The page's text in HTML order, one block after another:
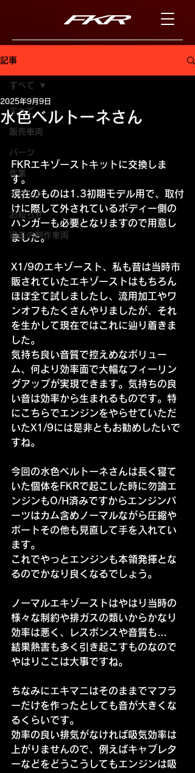
記事
すべて
販売車両
パーツ
作業
イベント
お知らせ
過去の制作車両
すべて
水色ベルトーネさん
2025年9月9日
FKRエキゾーストキットに交換しま
す。
現在のものは1.3初期モデル用で、取付
けに際して外されているボディー側の
ハンガーも必要となりますので用意し
ました。
X1/9のエキゾースト、私も昔は当時市
販されていたエキゾーストはもちろん
ほぼ全て試しましたし、流用加工やワ
ンオフもたくさんやりましたが、それ
を生かして現在ではこれに辿り着きま
した。
気持ち良い音質で控えめなボリュー
ム、何より効率面で大幅なフィーリン
グアップが実現できます。気持ちの良
い音は効率から生まれるものです。特
にこちらでエンジンをやらせていただ
いたX1/9には是非ともお勧めしたいで
すね。
今回の水色ベルトーネさんは長く寝て
いた個体をFKRで起こした時に勿論エ
ンジンもO/H済みですからエンジンパ
ーツはカム含めノーマルながら圧縮や
ポートその他も見直して手を入れてい
ます。
これでやっとエンジンも本領発揮とな
るのでかなり良くなるでしょう。
ノーマルエキゾーストはやはり当時の
様々な制約や排ガスの類いからかなり
効率は悪く、レスポンスや音質も…
結果熱害も多く引き起こすものなので
やはりここは大事ですね。
ちなみにエキマニはそのままでマフラ
ーだけを作ったとしても音が大きくな
るくらいです。
効率の良い排気がなければ吸気効率は
上がりませんので、例えばキャブレタ
ーなどをどうこうしてもエンジンは吸